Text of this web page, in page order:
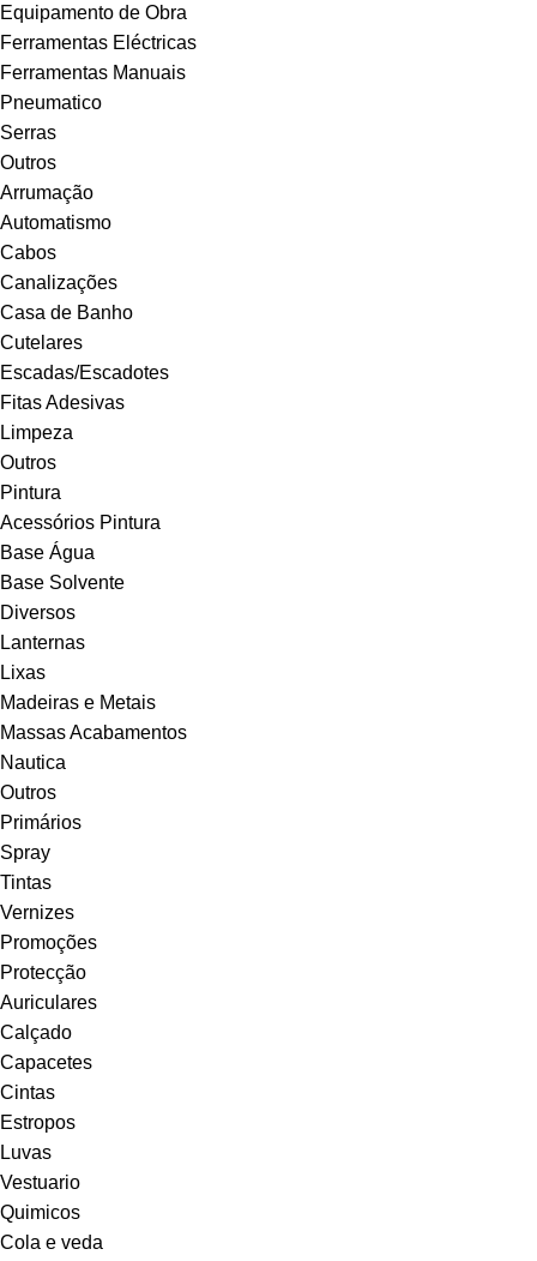
Equipamento de Obra
Ferramentas Eléctricas
Ferramentas Manuais
Pneumatico
Serras
Outros
Arrumação
Automatismo
Cabos
Canalizações
Casa de Banho
Cutelares
Escadas/Escadotes
Fitas Adesivas
Limpeza
Outros
Pintura
Acessórios Pintura
Base Água
Base Solvente
Diversos
Lanternas
Lixas
Madeiras e Metais
Massas Acabamentos
Nautica
Outros
Primários
Spray
Tintas
Vernizes
Promoções
Protecção
Auriculares
Calçado
Capacetes
Cintas
Estropos
Luvas
Vestuario
Quimicos
Cola e veda